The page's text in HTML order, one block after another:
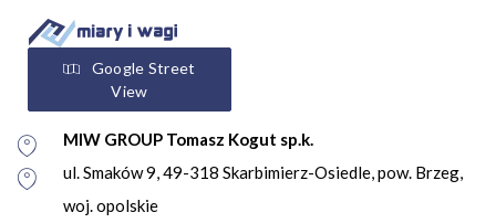
Google Street
View
MIW GROUP Tomasz Kogut sp.k.
ul. Smaków 9, 49-318 Skarbimierz-Osiedle, pow. Brzeg,
woj. opolskie